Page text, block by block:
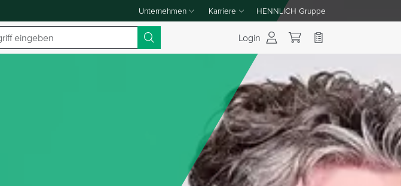
Unternehmen
Dropdown-Menü Unternehmen umschalten
Karriere
Dropdown-Menü Karriere umschalten
HENNLICH Gruppe
Login